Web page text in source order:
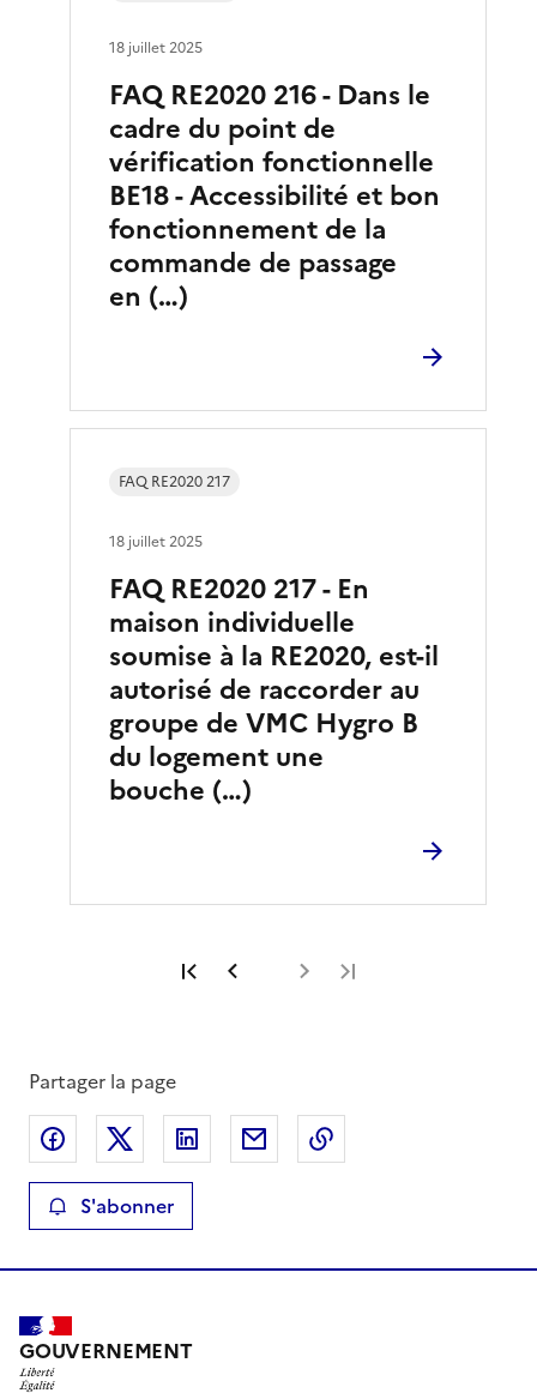
FAQ RE2020 216 - Dans le
cadre du point de
vérification fonctionnelle
BE18 - Accessibilité et bon
fonctionnement de la
commande de passage
en (…)
18 juillet 2025
FAQ RE2020 217 - En
maison individuelle
soumise à la RE2020, est-il
autorisé de raccorder au
groupe de VMC Hygro B
du logement une
bouche (…)
FAQ RE2020 217
18 juillet 2025
Première page
Page précédente
Page suivante
Partager la page
Partager sur Facebook
Partager sur XPartager sur LinkedIn
Partager par email
S'abonner
GOUVERNEMENT